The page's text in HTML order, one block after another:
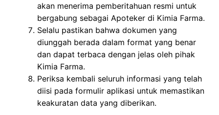
akan menerima pemberitahuan resmi untuk
bergabung sebagai Apoteker di Kimia Farma.
Selalu pastikan bahwa dokumen yang
diunggah berada dalam format yang benar
dan dapat terbaca dengan jelas oleh pihak
Kimia Farma.
Periksa kembali seluruh informasi yang telah
diisi pada formulir aplikasi untuk memastikan
keakuratan data yang diberikan.